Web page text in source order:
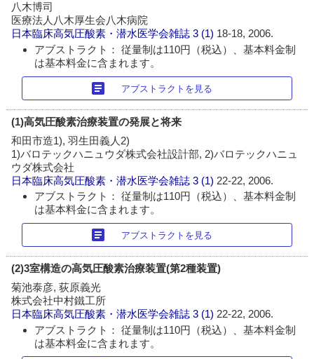
八木博司
医療法人八木厚生会八木病院
日本臨床高気圧酸素・潜水医学会雑誌 3 (1) 18-18, 2006.
アブストラクト： 従量制は110円（税込）、基本料金制
は基本料金に含まれます。
article アブストラクトを見る
(1)高気圧酸素治療装置の発展と将来
和田市造1), 羽生田義人2)
1)バロテックハニュウダ株式会社設計部, 2)バロテックハニュ
ウダ株式会社
日本臨床高気圧酸素・潜水医学会雑誌 3 (1) 22-22, 2006.
アブストラクト： 従量制は110円（税込）、基本料金制
は基本料金に含まれます。
article アブストラクトを見る
(2)3室構造の高気圧酸素治療装置(第2種装置)
菊池泰彦, 荻原義光
株式会社中村鐵工所
日本臨床高気圧酸素・潜水医学会雑誌 3 (1) 22-22, 2006.
アブストラクト： 従量制は110円（税込）、基本料金制
は基本料金に含まれます。